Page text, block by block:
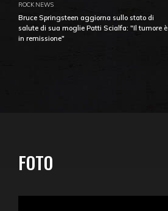
ROCK NEWS
Bruce Springsteen aggiorna sullo stato di
salute di sua moglie Patti Scialfa: "Il tumore è
in remissione"
FOTO